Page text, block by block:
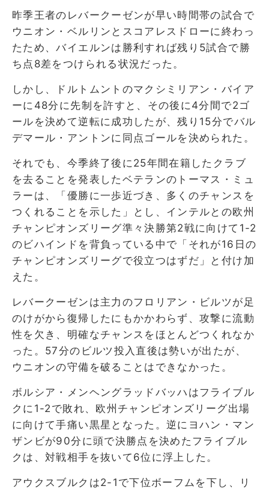
昨季王者のレバークーゼンが早い時間帯の試合で
ウニオン・ベルリンとスコアレスドローに終わっ
たため、バイエルンは勝利すれば残り5試合で勝
ち点8差をつけられる状況だった。
しかし、ドルトムントのマクシミリアン・バイア
ーに48分に先制を許すと、その後に4分間で2ゴ
ールを決めて逆転に成功したが、残り15分でバル
デマール・アントンに同点ゴールを決められた。
それでも、今季終了後に25年間在籍したクラブ
を去ることを発表したベテランのトーマス・ミュ
ラーは、「優勝に一歩近づき、多くのチャンスを
つくれることを示した」とし、インテルとの欧州
チャンピオンズリーグ準々決勝第2戦に向けて1-2
のビハインドを背負っている中で「それが16日の
チャンピオンズリーグで役立つはずだ」と付け加
えた。
レバークーゼンは主力のフロリアン・ビルツが足
のけがから復帰したにもかかわらず、攻撃に流動
性を欠き、明確なチャンスをほとんどつくれなか
った。57分のビルツ投入直後は勢いが出たが、
ウニオンの守備を破ることはできなかった。
ボルシア・メンヘングラッドバッハはフライブル
クに1-2で敗れ、欧州チャンピオンズリーグ出場
に向けて手痛い黒星となった。逆にヨハン・マン
ザンビが90分に頭で決勝点を決めたフライブル
クは、対戦相手を抜いて6位に浮上した。
アウクスブルクは2-1で下位ボーフムを下し、リ